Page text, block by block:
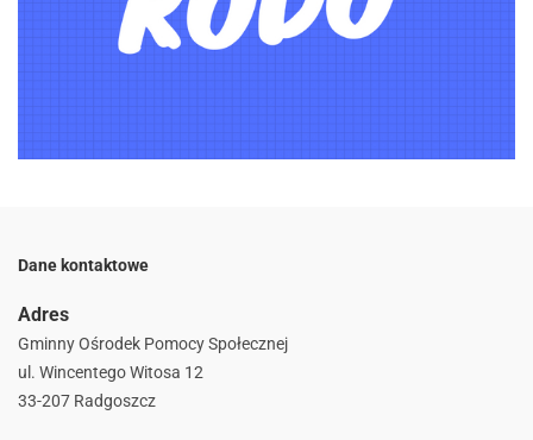
Dane kontaktowe
Adres
Gminny Ośrodek Pomocy Społecznej
ul. Wincentego Witosa 12
33-207 Radgoszcz